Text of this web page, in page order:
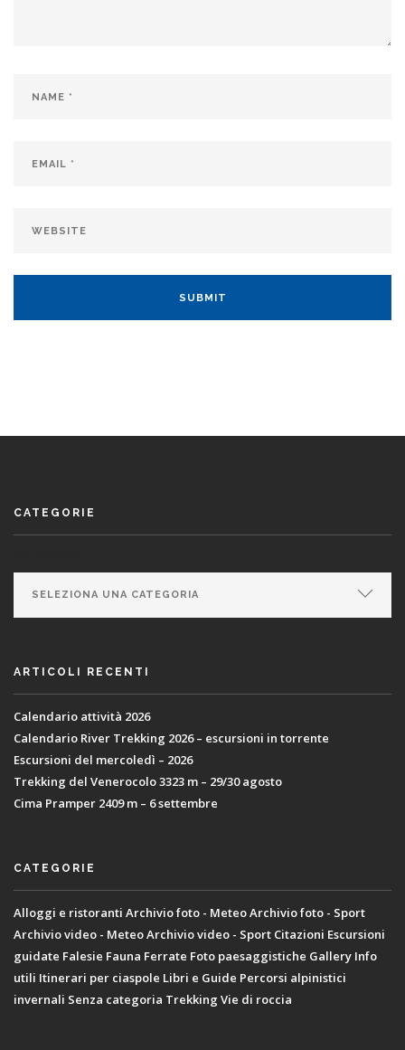
CATEGORIE
ARTICOLI RECENTI
Calendario attività 2026
Calendario River Trekking 2026 – escursioni in torrente
Escursioni del mercoledì – 2026
Trekking del Venerocolo 3323 m – 29/30 agosto
Cima Pramper 2409 m – 6 settembre
CATEGORIE
Alloggi e ristoranti Archivio foto - MeteoArchivio foto - Sport
Archivio video - MeteoArchivio video - Sport Citazioni Escursioni
guidate Falesie Fauna Ferrate Foto paesaggistiche Gallery Info
utili Itinerari per ciaspole Libri e Guide Percorsi alpinistici
invernali Senza categoria Trekking Vie di roccia